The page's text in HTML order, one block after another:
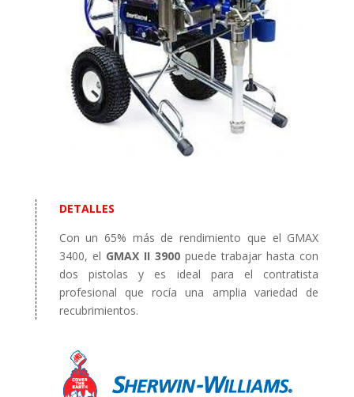
DETALLES
Con un 65% más de rendimiento que el GMAX
3400, el GMAX II 3900 puede trabajar hasta con
dos pistolas y es ideal para el contratista
profesional que rocía una amplia variedad de
recubrimientos.